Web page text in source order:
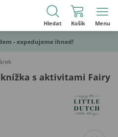
Hledat Košík Menu
- expedujeme ihned!
s aktivitami Fairy